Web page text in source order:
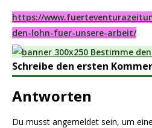
https://
den-lohn-fuer-unsere-arbeit/
Schreibe den ersten
Antworten
Du musst angemeldet sein, um